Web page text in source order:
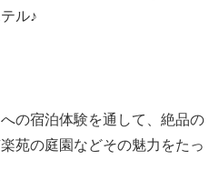
ル♪
の宿泊体験を通して、絶品の
苑の庭園などその魅力をたっ